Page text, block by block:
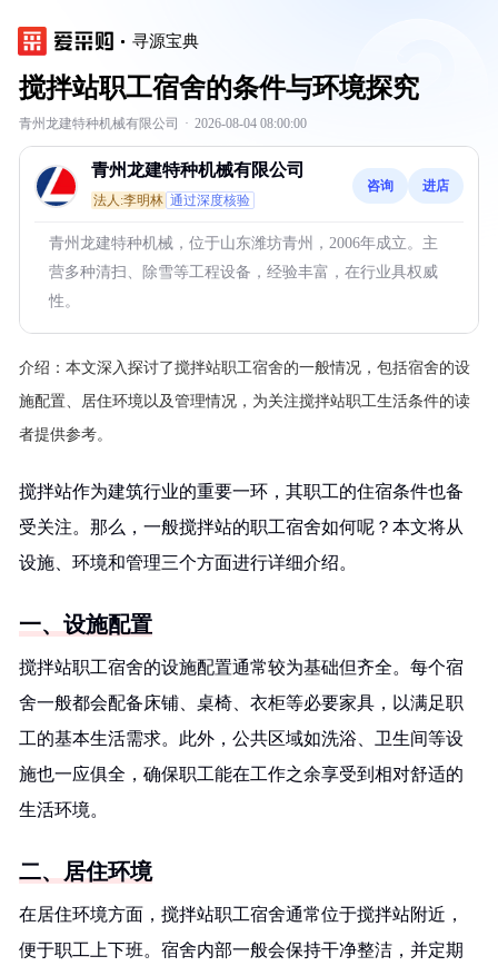
寻源宝典
搅拌站职工宿舍的条件与环境探究
青州龙建特种机械有限公司 · 2026-08-04 08:00:00
青州龙建特种机械有限公司
法人:李明林 通过深度核验
咨询 进店
青州龙建特种机械，位于山东潍坊青州，2006年成立。主
营多种清扫、除雪等工程设备，经验丰富，在行业具权威
性。
介绍： 本文深入探讨了搅拌站职工宿舍的一般情况，包括宿舍的设
施配置、居住环境以及管理情况，为关注搅拌站职工生活条件的读
者提供参考。
搅拌站作为建筑行业的重要一环，其职工的住宿条件也备
受关注。那么，一般搅拌站的职工宿舍如何呢？本文将从
设施、环境和管理三个方面进行详细介绍。
一、设施配置
搅拌站职工宿舍的设施配置通常较为基础但齐全。每个宿
舍一般都会配备床铺、桌椅、衣柜等必要家具，以满足职
工的基本生活需求。此外，公共区域如洗浴、卫生间等设
施也一应俱全，确保职工能在工作之余享受到相对舒适的
生活环境。
二、居住环境
在居住环境方面，搅拌站职工宿舍通常位于搅拌站附近，
便于职工上下班。宿舍内部一般会保持干净整洁，并定期